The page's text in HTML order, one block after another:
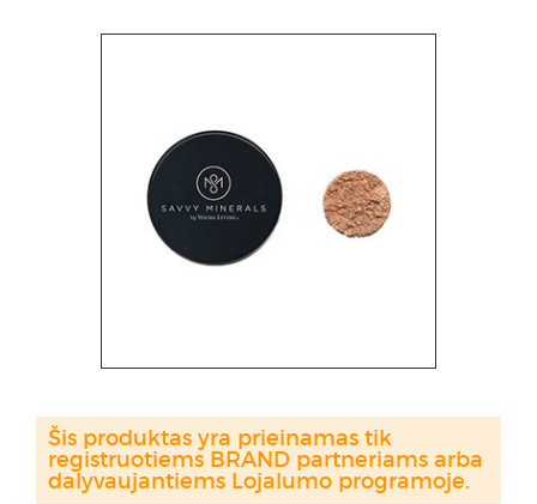
Šis produktas yra prieinamas tik
registruotiems BRAND partneriams arba
dalyvaujantiems Lojalumo programoje.